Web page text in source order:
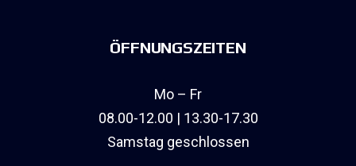
ÖFFNUNGSZEITEN
Mo – Fr
08.00-12.00 | 13.30-17.30
Samstag geschlossen